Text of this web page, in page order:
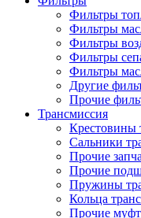
Фильтры
Фильтры
Фильтры
Фильтры
Фильтры
Другие
Прочие
Трансмиссия
Крестовины
Сальники
Прочие
Прочие
Пружины
Кольца
Прочие